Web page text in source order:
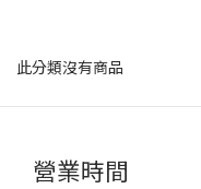
此分類沒有商品
營業時間